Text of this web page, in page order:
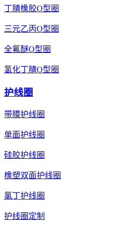
丁腈橡胶O型圈
三元乙丙O型圈
全氟醚O型圈
氢化丁腈O型圈
护线圈
带膜护线圈
单面护线圈
硅胶护线圈
橡塑双面护线圈
氯丁护线圈
护线圈定制